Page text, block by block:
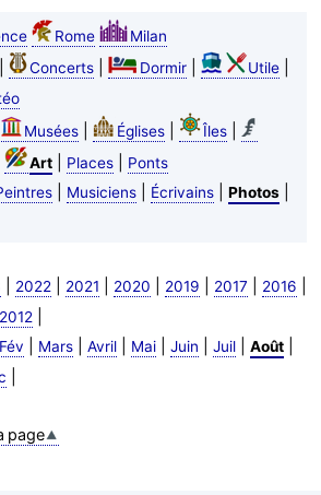
Rome
Milan
Concerts| Dormir| Utile|
Musées| Églises| Îles|
Art| Places|
Ponts
| Musiciens| Écrivains| Photos|
2022 2021 2020 2019 2017 2016
2012
Fév Mars| Avril| Mai| Juin Juil| Août|
page